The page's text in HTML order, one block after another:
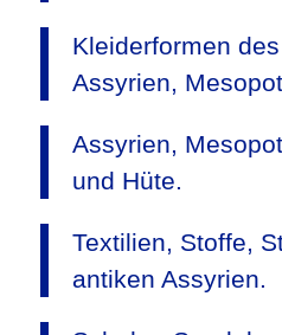
Kleiderformen
Assyrien,
Assyrien,
und Hüte.
Textilien, Stoffe,
antiken Assyrien.